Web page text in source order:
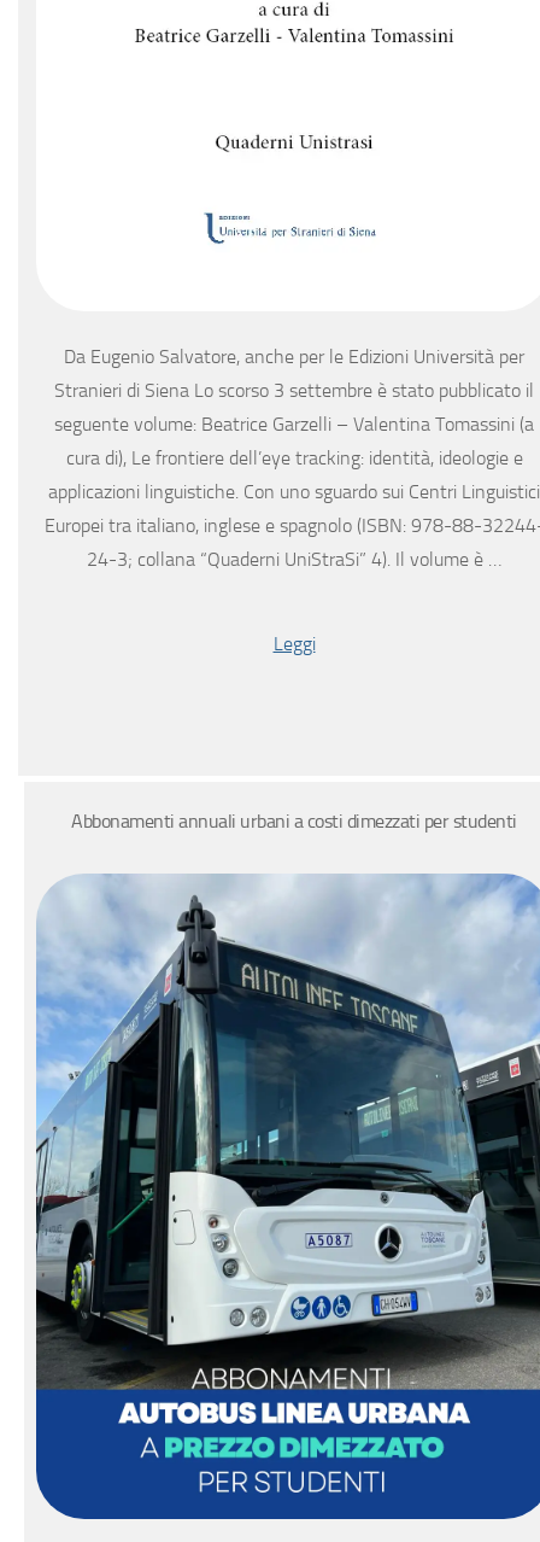
Da Eugenio Salvatore, anche per le Edizioni Università per
Stranieri di Siena Lo scorso 3 settembre è stato pubblicato il
seguente volume: Beatrice Garzelli – Valentina Tomassini (a
cura di), Le frontiere dell’eye tracking: identità, ideologie e
applicazioni linguistiche. Con uno sguardo sui Centri Linguistici
Europei tra italiano, inglese e spagnolo (ISBN: 978-88-
24-3; collana “Quaderni UniStraSi” 4). Il volume è …
Leggi
Abbonamenti annuali urbani a costi dimezzati per studenti